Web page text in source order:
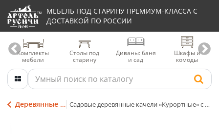
МЕБЕЛЬ ПОД СТАРИНУ ПРЕМИУМ-КЛАССА С
ДОСТАВКОЙ ПО РОССИИ
Комплекты
мебели
Столы под
старину
Диваны: баня
и сад
Шкафы и
комоды
Деревянные садовые качели Садовые деревянные качели «Курортные» с теневым навесом, матрасом и подушками